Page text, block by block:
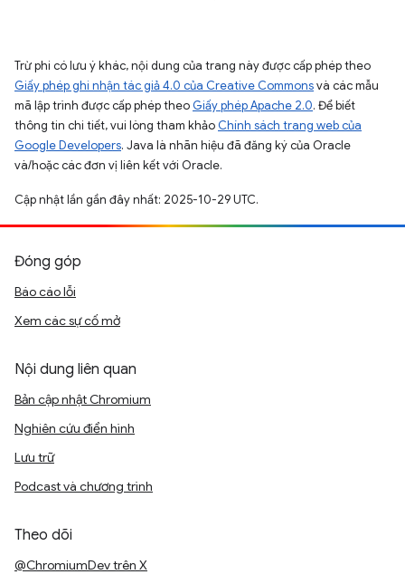
Trừ phi có lưu ý khác, nội dung của trang này được cấp phép theo
Giấy phép ghi nhận tác giả 4.0 của Creative Commonsvà các mẫu
mã lập trình được cấp phép theo Giấy phép Apache 2.0. Để biết
thông tin chi tiết, vui lòng tham khảo Chính sách trang web của
Google Developers. Java là nhãn hiệu đã đăng ký của Oracle
và/hoặc các đơn vị liên kết với Oracle.
Cập nhật lần gần đây nhất: 2025-10-29 UTC.
Đóng góp
Báo cáo lỗi
Xem các sự cố mở
Nội dung liên quan
Bản cập nhật Chromium
Nghiên cứu điển hình
Lưu trữ
Podcast và chương trình
Theo dõi
@ChromiumDev trên X